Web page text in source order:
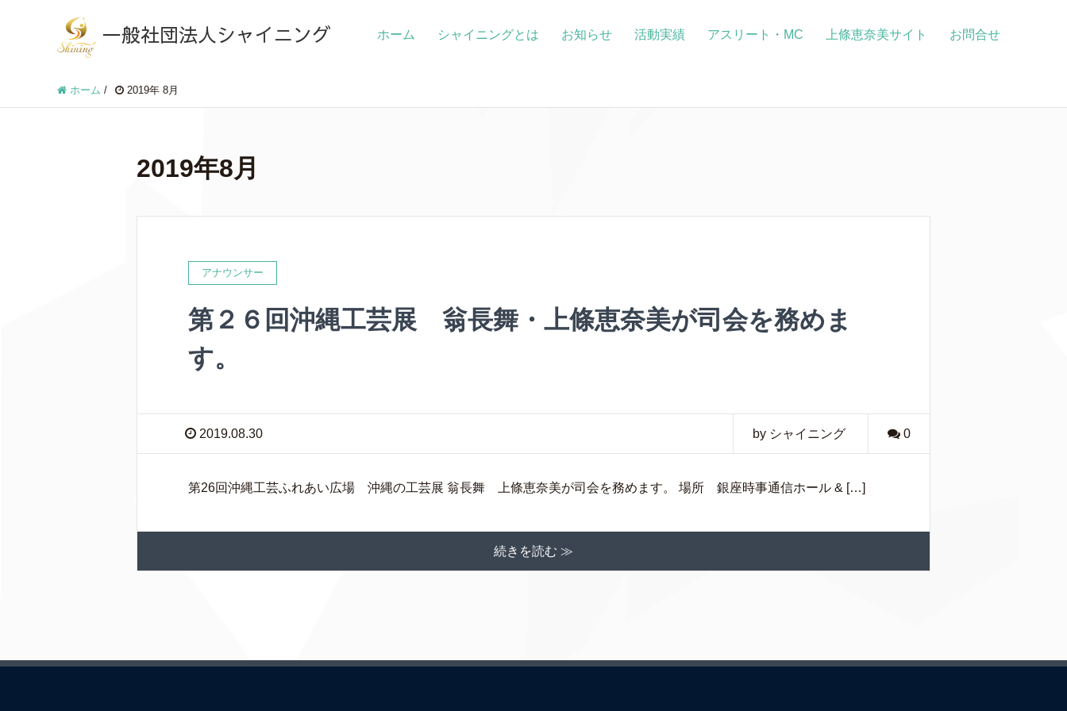
一般社団法人シャイニング ホーム シャイニングとは お知らせ 活動実績 アスリート・MC 上條恵奈美サイト お問合せ
ホーム / 2019年 8月
2019年8月
アナウンサー
第２６回沖縄工芸展 翁長舞・上條恵奈美が司会を務めま
す。
2019.08.30 by シャイニング 0
第26回沖縄工芸ふれあい広場 沖縄の工芸展 翁長舞 上條恵奈美が司会を務めます。 場所 銀座時事通信ホール & […]
続きを読む ≫